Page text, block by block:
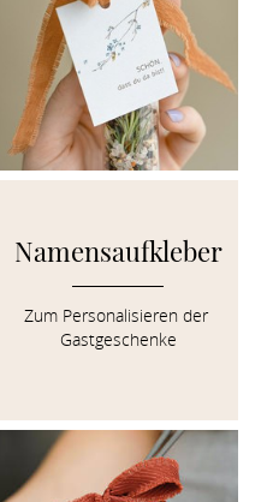
Namensaufkleber
Zum Personalisieren der
Gastgeschenke